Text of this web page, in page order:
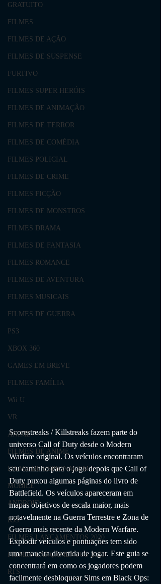
GRATUITO
FILMES
FILMES DE AÇÃO
FILMES DE SUSPENSE
FURTIVO
FILMES SUPER HERÓIS
FILMES DE ANIMAÇÃO
FILMES DE TERROR
FILMES DE COMÉDIA
FILMES POLICIAL
FILMES DE CRIME
FILMES FICÇÃO
FILMES DE MONSTROS
FILMES DRAMA
FILMES DE FANTASIA
FILMES ROMANCE
FILMES DE AVENTURA
FILMES MUSICAIS
FILMES DE GUERRA
PS3
XBOX 360
GAMES EM BREVE
FILMES FAMÍLIA
Wii U
VR
ANIME
FILMES DE ANIME
FILME DE ESPIONAGEM
MOBILE
ANDROID
IOS
FILMES LANÇAMENTOS 2020
FILMES LANÇAMENTOS 2021
RTS
Scorestreaks / Killstreaks fazem parte do
universo Call of Duty desde o Modern
Warfare original. Os veículos encontraram
seu caminho para o jogo depois que Call of
Duty puxou algumas páginas do livro de
Battlefield. Os veículos apareceram em
mapas objetivos de escala maior, mais
notavelmente na Guerra Terrestre e Zona de
Guerra mais recente da Modern Warfare.
Explodir veículos e pontuações tem sido
uma maneira divertida de jogar. Este guia se
concentrará em como os jogadores podem
facilmente desbloquear Sims em Black Ops: